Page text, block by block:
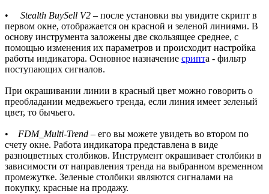
• Stealth BuySell V2 – после установки вы увидите скрипт в
первом окне, отображается он красной и зеленой линиями. В
основу инструмента заложены две скользящее среднее, с
помощью изменения их параметров и происходит настройка
работы индикатора. Основное назначение срипта - фильтр
поступающих сигналов.
При окрашивании линии в красный цвет можно говорить о
преобладании медвежьего тренда, если линия имеет зеленый
цвет, то бычьего.
• FDM_Multi-Trend – его вы можете увидеть во втором по
счету окне. Работа индикатора представлена в виде
разноцветных столбиков. Инструмент окрашивает столбики в
зависимости от направления тренда на выбранном временном
промежутке. Зеленые столбики являются сигналами на
покупку, красные на продажу.